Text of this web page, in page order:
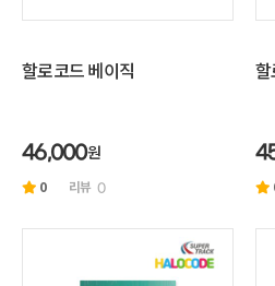
할로코드 베이직
46,000원
0 리뷰 0